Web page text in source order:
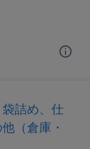
詰め、仕
（倉庫・